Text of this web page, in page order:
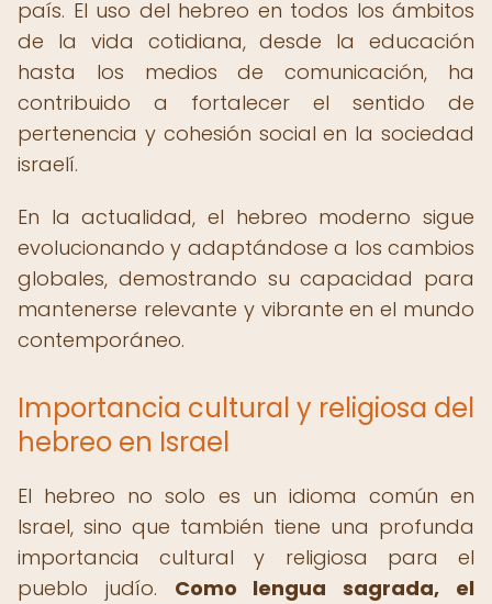
país. El uso del hebreo en todos los ámbitos
de la vida cotidiana, desde la educación
hasta los medios de comunicación, ha
contribuido a fortalecer el sentido de
pertenencia y cohesión social en la sociedad
israelí.
En la actualidad, el hebreo moderno sigue
evolucionando y adaptándose a los cambios
globales, demostrando su capacidad para
mantenerse relevante y vibrante en el mundo
contemporáneo.
Importancia cultural y religiosa del
hebreo en Israel
El hebreo no solo es un idioma común en
Israel, sino que también tiene una profunda
importancia cultural y religiosa para el
pueblo judío. Como lengua sagrada, el